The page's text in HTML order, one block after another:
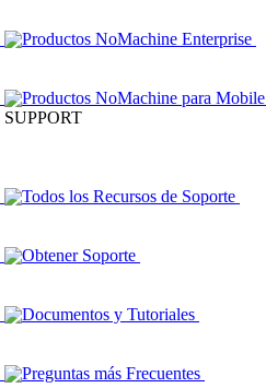
Productos NoMachine Enterprise
Productos NoMachine para Mobile
SUPPORT
Todos los Recursos de Soporte
Obtener Soporte
Documentos y Tutoriales
Preguntas más Frecuentes